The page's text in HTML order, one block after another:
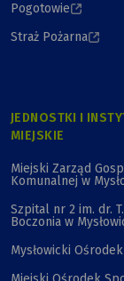
Pogotowie
Straż Pożarna
JEDNOSTKI I
MIEJSKIE
Miejski Zarząd
Komunalnej w
Szpital nr 2 im. dr. T.
Boczonia w
Mysłowicki